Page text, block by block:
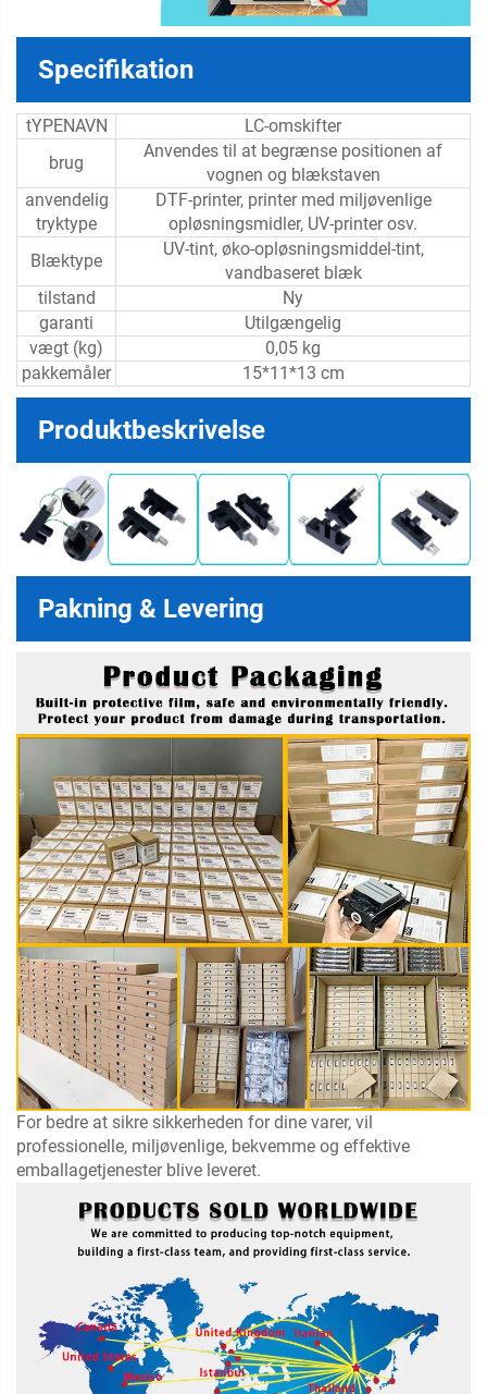
Specifikation
tYPENAVN
LC-omskifter
brug
Anvendes til at begrænse positionen af
vognen og blækstaven
anvendelig
tryktype
DTF-printer, printer med miljøvenlige
opløsningsmidler, UV-printer osv.
Blæktype
UV-tint, øko-opløsningsmiddel-tint,
vandbaseret blæk
tilstand
Ny
garanti
Utilgængelig
vægt (kg)
0,05 kg
pakkemåler
15*11*13 cm
Produktbeskrivelse
Pakning & Levering
For bedre at sikre sikkerheden for dine varer, vil
professionelle, miljøvenlige, bekvemme og effektive
emballagetjenester blive leveret.